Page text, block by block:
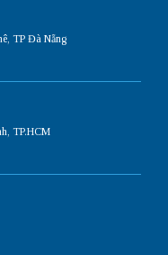
TP Đà Nẵng
TP.HCM